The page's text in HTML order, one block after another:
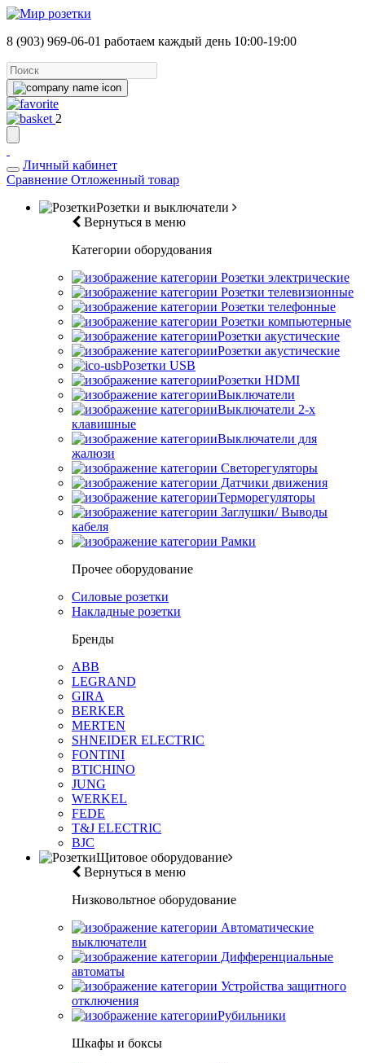
8 (903) 969-06-01 работаем каждый день 10:00-19:00
2
Личный кабинет
Сравнение Отложенный товар
Розетки и выключатели
Вернуться в меню
Категории оборудования
Розетки электрические
Розетки телевизионные
Розетки телефонные
Розетки компьютерные
Розетки акустические
Розетки акустические
Розетки USB
Розетки HDMI
Выключатели
Выключатели 2-х
клавишные
Выключатели для
жалюзи
Светорегуляторы
Датчики движения
Терморегуляторы
Заглушки/ Выводы
кабеля
Рамки
Прочее оборудование
Силовые розетки
Накладные розетки
Бренды
ABB
LEGRAND
GIRA
BERKER
MERTEN
SHNEIDER ELECTRIC
FONTINI
BTICHINO
JUNG
WERKEL
FEDE
T&J ELECTRIC
BJC
Щитовое оборудование
Вернуться в меню
Низковольтное оборудование
Автоматические
выключатели
Дифференциальные
автоматы
Устройства защитного
отключения
Рубильники
Шкафы и боксы